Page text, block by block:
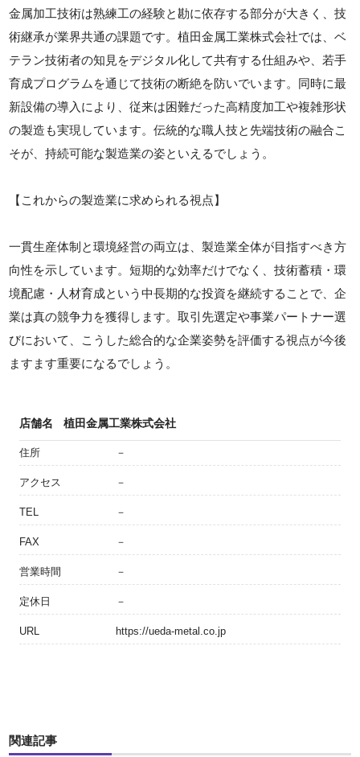
金属加工技術は熟練工の経験と勘に依存する部分が大きく、技
術継承が業界共通の課題です。植田金属工業株式会社では、ベ
テラン技術者の知見をデジタル化して共有する仕組みや、若手
育成プログラムを通じて技術の断絶を防いでいます。同時に最
新設備の導入により、従来は困難だった高精度加工や複雑形状
の製造も実現しています。伝統的な職人技と先端技術の融合こ
そが、持続可能な製造業の姿といえるでしょう。
【これからの製造業に求められる視点】
一貫生産体制と環境経営の両立は、製造業全体が目指すべき方
向性を示しています。短期的な効率だけでなく、技術蓄積・環
境配慮・人材育成という中長期的な投資を継続することで、企
業は真の競争力を獲得します。取引先選定や事業パートナー選
びにおいて、こうした総合的な企業姿勢を評価する視点が今後
ますます重要になるでしょう。
店舗名 植田金属工業株式会社
住所 －
アクセス －
TEL －
FAX －
営業時間 －
定休日 －
URL https://ueda-metal.co.jp
関連記事